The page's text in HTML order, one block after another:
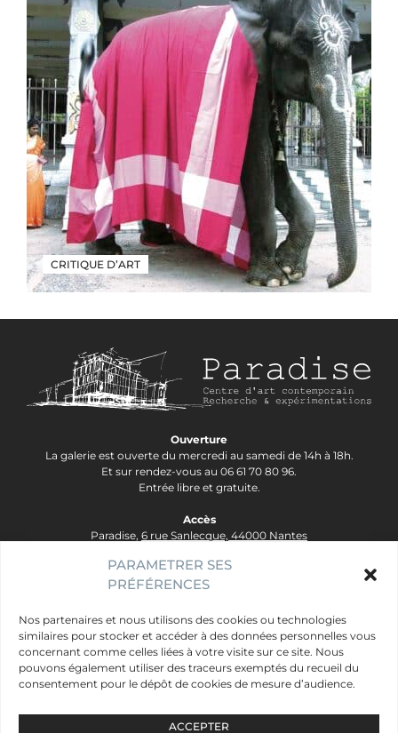
PARAMETRER SES
PRÉFÉRENCES
Nos partenaires et nous utilisons des cookies ou technologies
similaires pour stocker et accéder à des données personnelles vous
concernant comme celles liées à votre visite sur ce site. Nous
pouvons également utiliser des traceurs exemptés du recueil du
consentement pour le dépôt de cookies de mesure d’audience.
ACCEPTER
CRITIQUE D’ART
Ouverture
La galerie est ouverte du mercredi au samedi de 14h à 18h.
Et sur rendez-vous au 06 61 70 80 96.
Entrée libre et gratuite.
Accès
Paradise, 6 rue Sanlecque, 44000 Nantes
contact@galerie-paradise.fr
Paradise
Artistes
Évènements
Publics
Mentions légales